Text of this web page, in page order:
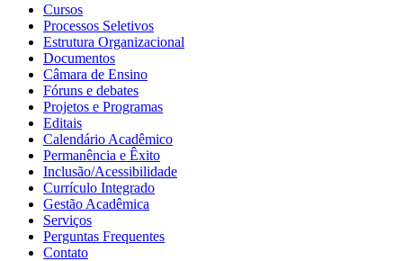
Cursos
Processos Seletivos
Estrutura Organizacional
Documentos
Câmara de Ensino
Fóruns e debates
Projetos e Programas
Editais
Calendário Acadêmico
Permanência e Êxito
Inclusão/Acessibilidade
Currículo Integrado
Gestão Acadêmica
Serviços
Perguntas Frequentes
Contato